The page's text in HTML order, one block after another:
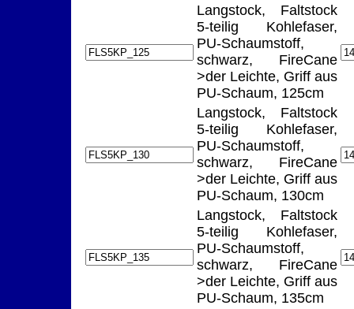
Langstock, Faltstock
5-teilig Kohlefaser,
PU-Schaumstoff,
schwarz, FireCane
>der Leichte, Griff aus
PU-Schaum, 125cm
Langstock, Faltstock
5-teilig Kohlefaser,
PU-Schaumstoff,
schwarz, FireCane
>der Leichte, Griff aus
PU-Schaum, 130cm
Langstock, Faltstock
5-teilig Kohlefaser,
PU-Schaumstoff,
schwarz, FireCane
>der Leichte, Griff aus
PU-Schaum, 135cm